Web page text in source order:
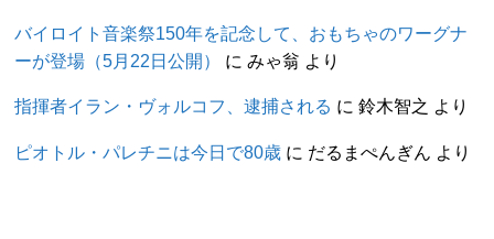
バイロイト音楽祭150年を記念して、おもちゃのワーグナ
ーが登場（5月22日公開）
にみゃ翁 より
指揮者イラン・ヴォルコフ、逮捕される に鈴木智之 より
ピオトル・パレチニは今日で80歳 に だるまぺんぎん より